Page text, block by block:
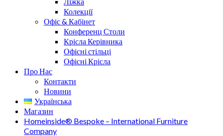
Колекції
Офіс & Кабінет
Конференц Столи
Крісла Керівника
Офісні стільці
Офісні Крісла
Про Нас
Контакти
Новини
Українська
Магазин
Homeinside® Bespoke – International Furniture
Company